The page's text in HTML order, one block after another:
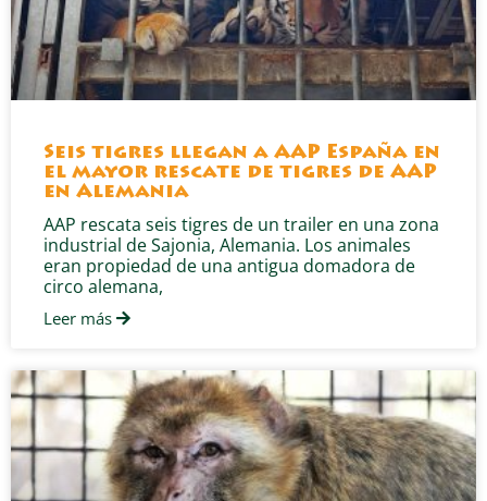
Seis tigres llegan a AAP España en
el mayor rescate de tigres de AAP
en Alemania
AAP rescata seis tigres de un trailer en una zona
industrial de Sajonia, Alemania. Los animales
eran propiedad de una antigua domadora de
circo alemana,
Leer más